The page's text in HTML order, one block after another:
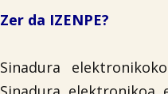
Zer da IZENPE?
Sinadura